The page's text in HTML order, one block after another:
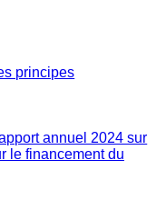
principes
annuel 2024 sur
le financement du